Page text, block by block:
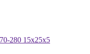
280 15х25х5